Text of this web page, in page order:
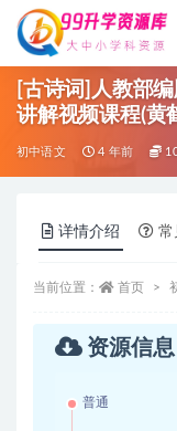
[古诗词]人教部
讲解视频课程(黄
初中语文 4 年前
详情介绍 常
当前位置： 首页
资源信息
普通